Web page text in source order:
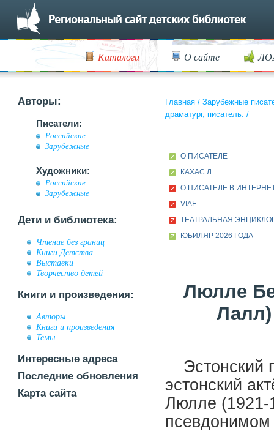
Каталоги О сайте
Авторы:
Писатели:
Российские
Зарубежные
Художники:
Российские
Зарубежные
Дети и библиотека:
Чтение без границ
Книги Детства
Выставки
Творчество детей
Книги и произведения:
Авторы
Книги и произведения
Темы
Интересные адреса
Последние обновления
Карта сайта
Главная / Зарубежные
драматург, писатель. /
О ПИСАТЕЛЕ
КАХАС Л.
О ПИСАТЕЛЕ В
VIAF
ТЕАТРАЛЬНАЯ
ЮБИЛЯР 2026 ГОДА
Люлле
Лалл)
Эстонский
эстонский
Люлле (1921-